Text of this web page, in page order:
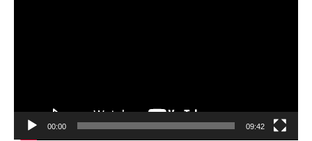
00:00 09:42